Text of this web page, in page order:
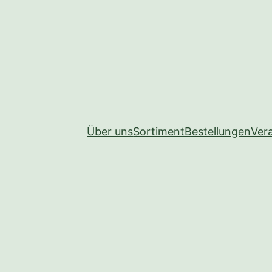
Über unsSortimentBestellungen